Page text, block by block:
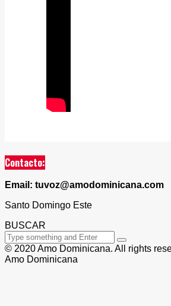
Contacto:
Email: tuvoz@amodominicana.com
Santo Domingo Este
BUSCAR
© 2020 Amo Dominicana. All rights
Amo Dominicana